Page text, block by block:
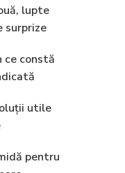
lupte
surprize
ce constă
utile
pentru